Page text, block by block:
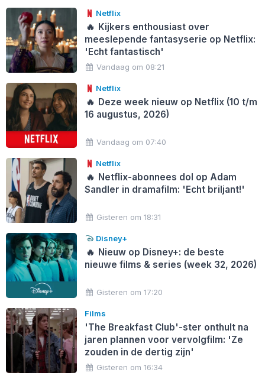
Netflix
🔥 Kijkers enthousiast over
meeslepende fantasyserie op Netflix:
'Echt fantastisch'
Vandaag om 08:21
Netflix
🔥 Deze week nieuw op Netflix (10 t/m
16 augustus, 2026)
Vandaag om 07:40
Netflix
🔥 Netflix-abonnees dol op Adam
Sandler in dramafilm: 'Echt briljant!'
Gisteren om 18:31
Disney+
🔥 Nieuw op Disney+: de beste
nieuwe films & series (week 32, 2026)
Gisteren om 17:20
Films
'The Breakfast Club'-ster onthult na
jaren plannen voor vervolgfilm: 'Ze
zouden in de dertig zijn'
Gisteren om 16:34